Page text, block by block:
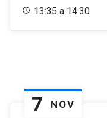
13:35 a 14:30
7 NOV